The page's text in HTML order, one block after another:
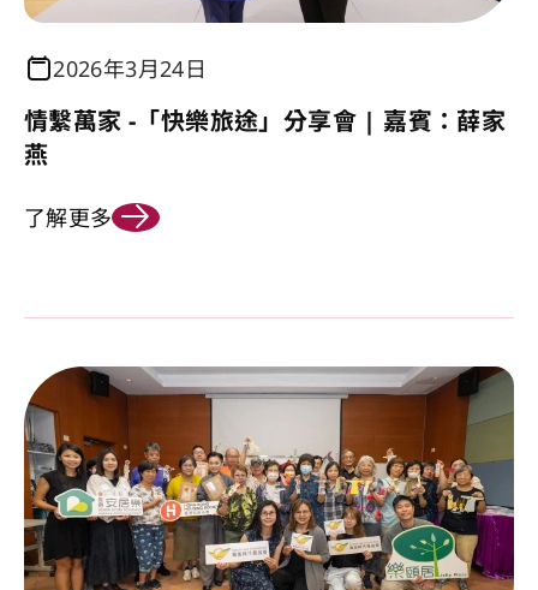
2026年3月24日
情繫萬家 -「快樂旅途」分享會 | 嘉賓：薛家
燕
了解更多